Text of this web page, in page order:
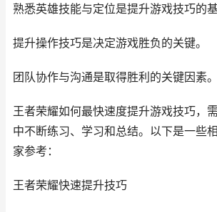
熟悉英雄技能与定位是提升游戏技巧的基
提升操作技巧是决定游戏胜负的关键。
团队协作与沟通是取得胜利的关键因素。
王者荣耀如何最快速度提升游戏技巧，
中不断练习、学习和总结。以下是一些
家参考：
王者荣耀快速提升技巧